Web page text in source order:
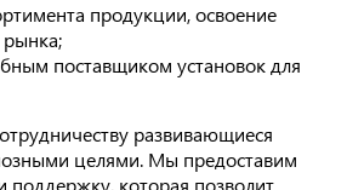
продукции, освоение
рынка;
поставщиком установок для
развивающиеся
целями. Мы предоставим
поддержку, которая позволит